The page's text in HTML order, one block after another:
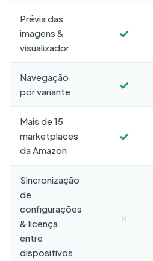
Prévia das
imagens &
visualizador
✓
Navegação
por variante
✓
Mais de 15
marketplaces
da Amazon
✓
Sincronização
de
configurações
& licença
entre
dispositivos
×